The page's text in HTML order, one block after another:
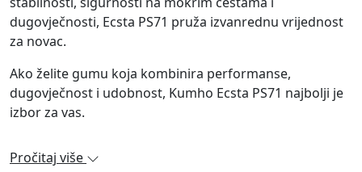
dugovječnosti, Ecsta PS71 pruža izvanrednu vrijednost
za novac.
Ako želite gumu koja kombinira performanse,
dugovječnost i udobnost, Kumho Ecsta PS71 najbolji je
izbor za vas.
Pročitaj više